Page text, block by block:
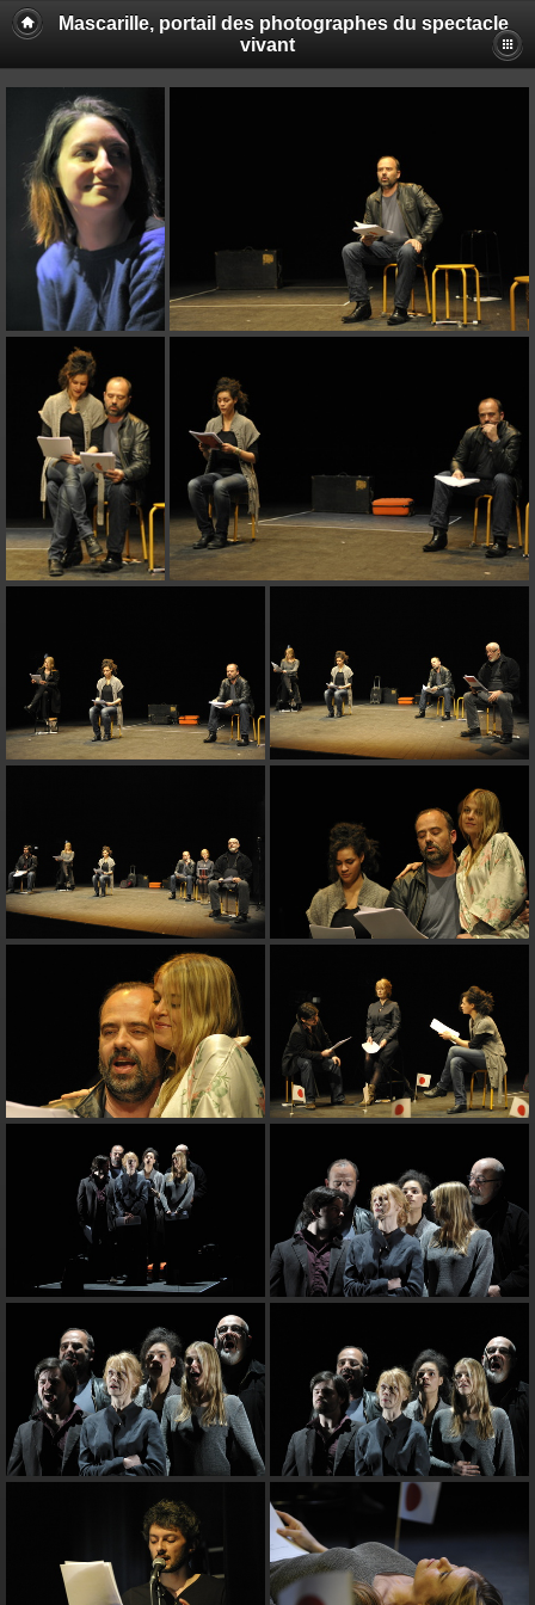
Mascarille, portail des photographes du spectacle
vivant